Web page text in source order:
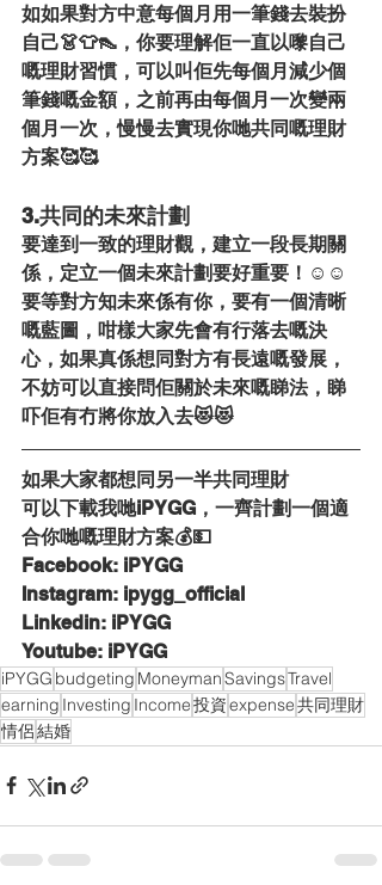
如如果對方中意每個月用一筆錢去裝扮
自己👗👕👠，你要理解佢一直以嚟自己
嘅理財習慣，可以叫佢先每個月減少個
筆錢嘅金額，之前再由每個月一次變兩
個月一次，慢慢去實現你哋共同嘅理財
方案🥰🥰
3.共同的未來計劃
要達到一致的理財觀，建立一段長期關
係，定立一個未來計劃要好重要！☺️☺
要等對方知未來係有你，要有一個清晰
嘅藍圖，咁樣大家先會有行落去嘅決
心，如果真係想同對方有長遠嘅發展，
不妨可以直接問佢關於未來嘅睇法，睇
吓佢有冇將你放入去😻😻
如果大家都想同另一半共同理財
可以下載我哋iPYGG，一齊計劃一個適
合你哋嘅理財方案💰💵
Facebook: iPYGG
Instagram: ipygg_official
Linkedin: iPYGG
Youtube: iPYGG
iPYGG budgeting MoneymanSavingsTravel
earning Investing Income投資expense共同理財
情侶結婚